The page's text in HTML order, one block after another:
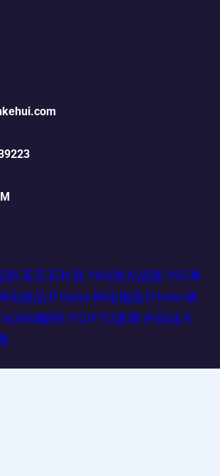
圆 蓝宝石衬底 YAG激光晶圆 YSZ单
化镓晶片GaAs 砷化铟晶片InAs 磷
钽酸锂 ITO/FTO玻璃 外延硅片